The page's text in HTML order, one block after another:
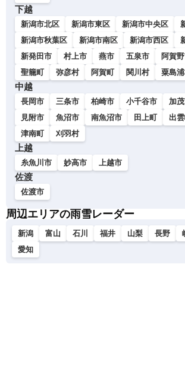
下越
新潟市北区 新潟市東区 新潟市中央区
新潟市秋葉区
新潟市南区 新潟市西区
新発田市
村上市 燕市 五泉市 阿賀
聖籠町
弥彦村 阿賀町 関川村 粟島
中越
長岡市 三条市 柏崎市 小千谷市 加
見附市
魚沼市 南魚沼市 田上町 出
津南町
刈羽村
上越
糸魚川市 妙高市 上越市
佐渡
佐渡市
周辺エリアの雨雪レーダー
新潟 富山 石川 福井 山梨 長野
愛知